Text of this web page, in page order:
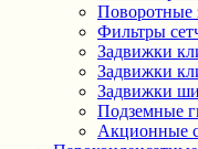
Поворотные
Фильтры
Задвижки
Задвижки
Задвижки
Подземные
Акционные